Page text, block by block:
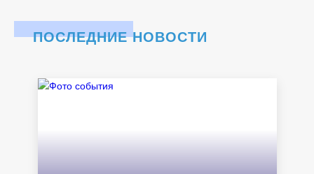
ПОСЛЕДНИЕ НОВОСТИ